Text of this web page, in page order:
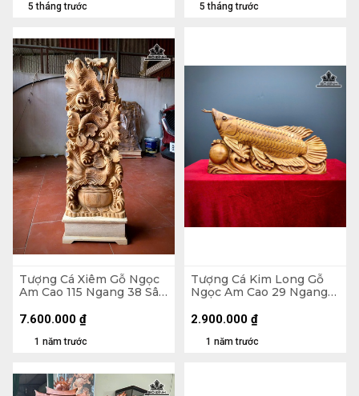
5 tháng trước 5 tháng trước
Tượng Cá Xiêm Gỗ Ngọc
Am Cao 115 Ngang 38 Sâu
1 năm trước
7.600.000 ₫
Tượng Cá Kim Long Gỗ
Ngọc Am Cao 29 Ngang
1 năm trước
2.900.000 ₫